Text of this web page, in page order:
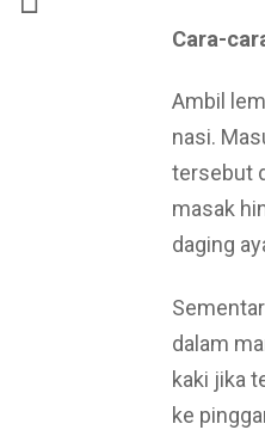
Cara-
Ambil
nasi.
tersebut
masak
daging
dalam
kaki jika
ke